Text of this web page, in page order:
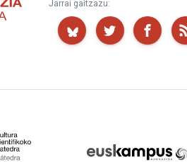
Jarrai gaitzazu: